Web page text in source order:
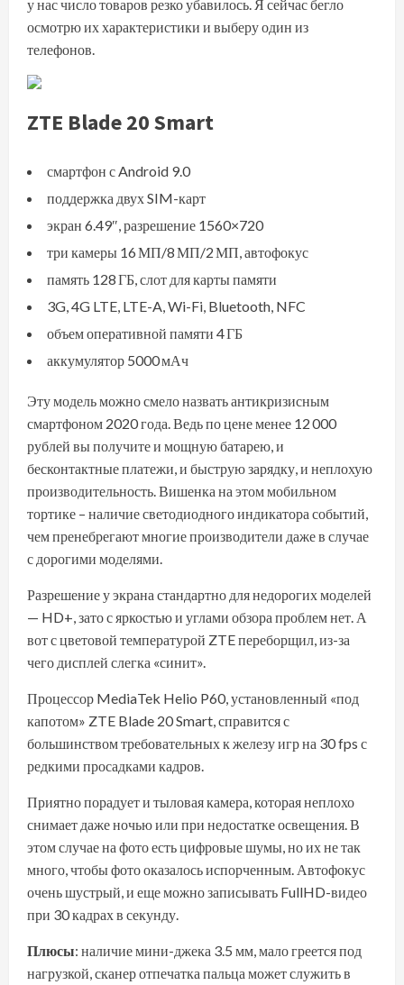
у нас число товаров резко убавилось. Я сейчас бегло
осмотрю их характеристики и выберу один из
телефонов.
ZTE Blade 20 Smart
смартфон с Android 9.0
поддержка двух SIM-карт
экран 6.49″, разрешение 1560×720
три камеры 16 МП/8 МП/2 МП, автофокус
память 128 ГБ, слот для карты памяти
3G, 4G LTE, LTE-A, Wi-Fi, Bluetooth, NFC
объем оперативной памяти 4 ГБ
аккумулятор 5000 мАч
Эту модель можно смело назвать антикризисным
смартфоном 2020 года. Ведь по цене менее 12 000
рублей вы получите и мощную батарею, и
бесконтактные платежи, и быструю зарядку, и неплохую
производительность. Вишенка на этом мобильном
тортике – наличие светодиодного индикатора событий,
чем пренебрегают многие производители даже в случае
с дорогими моделями.
Разрешение у экрана стандартно для недорогих моделей
— HD+, зато с яркостью и углами обзора проблем нет. А
вот с цветовой температурой ZTE переборщил, из-за
чего дисплей слегка «синит».
Процессор MediaTek Helio P60, установленный «под
капотом» ZTE Blade 20 Smart, справится с
большинством требовательных к железу игр на 30 fps с
редкими просадками кадров.
Приятно порадует и тыловая камера, которая неплохо
снимает даже ночью или при недостатке освещения. В
этом случае на фото есть цифровые шумы, но их не так
много, чтобы фото оказалось испорченным. Автофокус
очень шустрый, и еще можно записывать FullHD-видео
при 30 кадрах в секунду.
Плюсы: наличие мини-джека 3.5 мм, мало греется под
нагрузкой, сканер отпечатка пальца может служить в